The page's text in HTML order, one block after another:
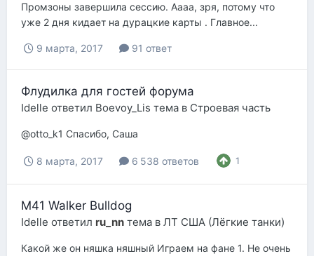
Промзоны завершила сессию. Аааа, зря, потому что
уже 2 дня кидает на дурацкие карты . Главное...
9 марта, 2017 91 ответ
Флудилка для гостей форума
Idelle ответил Boevoy_Lis тема в Строевая часть
@otto_k1 Спасибо, Саша
8 марта, 2017 6 538 ответов 1
M41 Walker Bulldog
Idelle ответил ru_nn тема в ЛТ США (Лёгкие танки)
Какой же он няшка няшный Играем на фане 1. Не очень